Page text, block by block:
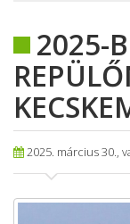
2025-
2025. március 30.,